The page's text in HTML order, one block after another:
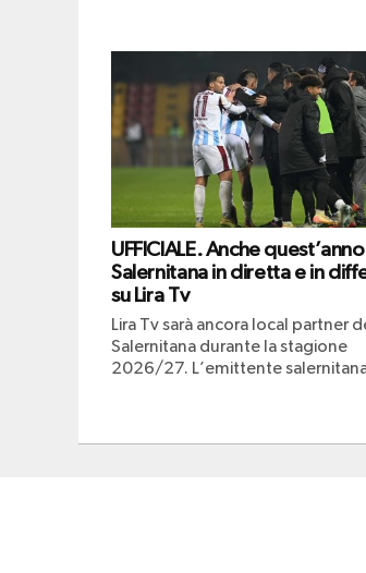
UFFICIALE. Anche
Salernitana in diretta e in
su Lira Tv
Lira Tv sarà ancora local partner
Salernitana durante la stagione
2026/27. L’emittente